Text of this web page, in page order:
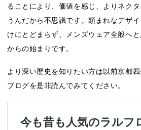
ることにより、価値を感じ、よりネク
うんだから不思議です。類まれなデザ
けにとどまらず、メンズウェア全般へ
からの始まりです。
より深い歴史を知りたい方は以前京都
ブログを是非読んでみてください。